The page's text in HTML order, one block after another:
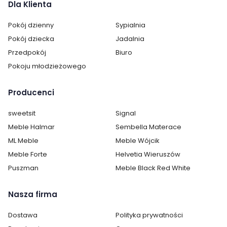
Wykonanie: laminat / folia
Montaż:
Styl:
Pokój:
Kolor / wzór : Beżowy
Dla Klienta
Pokój dzienny
Sypialnia
Pokój dziecka
Jadalnia
Przedpokój
Biuro
Pokoju młodzieżowego
Producenci
sweetsit
Signal
Meble Halmar
Sembella Materace
ML Meble
Meble Wójcik
Meble Forte
Helvetia Wieruszów
Puszman
Meble Black Red White
Nasza firma
Dostawa
Polityka prywatności